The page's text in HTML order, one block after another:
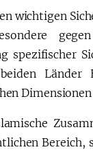
wichtigen
spezifischer
Länder
Dimensionen
Bereich,